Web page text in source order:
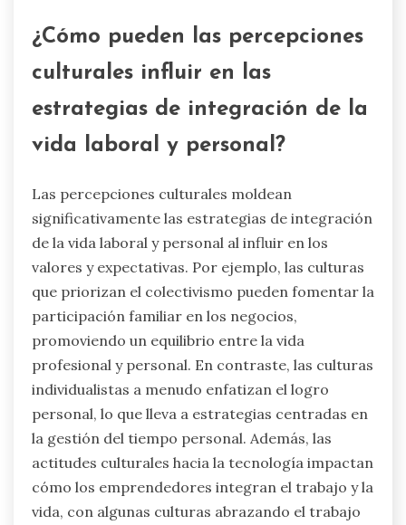
¿Cómo pueden las percepciones
culturales influir en las
estrategias de integración de la
vida laboral y personal?
Las percepciones culturales moldean
significativamente las estrategias de integración
de la vida laboral y personal al influir en los
valores y expectativas. Por ejemplo, las culturas
que priorizan el colectivismo pueden fomentar la
participación familiar en los negocios,
promoviendo un equilibrio entre la vida
profesional y personal. En contraste, las culturas
individualistas a menudo enfatizan el logro
personal, lo que lleva a estrategias centradas en
la gestión del tiempo personal. Además, las
actitudes culturales hacia la tecnología impactan
cómo los emprendedores integran el trabajo y la
vida, con algunas culturas abrazando el trabajo